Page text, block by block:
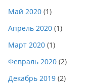
Май 2020 (1)
Апрель 2020 (1)
Март 2020 (1)
Февраль 2020 (2)
Декабрь 2019 (2)